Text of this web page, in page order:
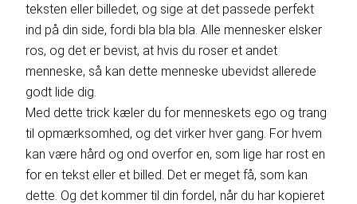
teksten eller billedet, og sige at det passede perfekt
ind på din side, fordi bla bla bla. Alle mennesker elsker
ros, og det er bevist, at hvis du roser et andet
menneske, så kan dette menneske ubevidst allerede
godt lide dig.
Med dette trick kæler du for menneskets ego og trang
til opmærksomhed, og det virker hver gang. For hvem
kan være hård og ond overfor en, som lige har rost en
for en tekst eller et billed. Det er meget få, som kan
dette. Og det kommer til din fordel, når du har kopieret